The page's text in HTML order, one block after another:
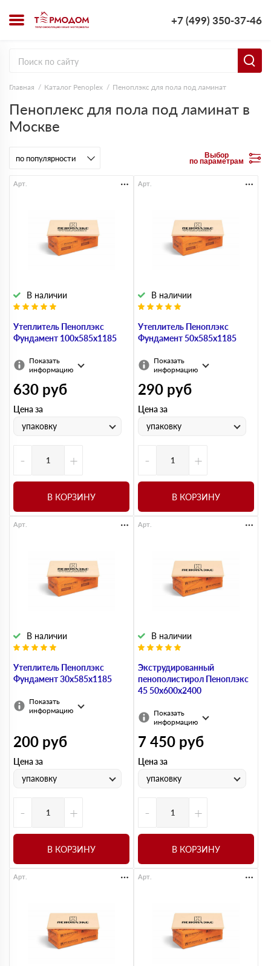
+7 (499) 350-37-46
Главная Каталог Penoplex Пеноплэкс для пола под ламинат
Пеноплекс для пола под ламинат в
Москве
Выбор
по параметрам
Утеплитель Пеноплэкс
Фундамент 100х585х1185
В наличии
Арт.
Показать
информацию
630 руб
Цена за
упаковку
- +
В КОРЗИНУ
Утеплитель Пеноплэкс
Фундамент 50х585х1185
В наличии
Арт.
Показать
информацию
290 руб
Цена за
упаковку
- +
В КОРЗИНУ
Утеплитель Пеноплэкс
Фундамент 30х585х1185
В наличии
Арт.
Показать
информацию
200 руб
Цена за
упаковку
- +
В КОРЗИНУ
Экструдированный
пенополистирол Пеноплэкс
45 50х600х2400
В наличии
Арт.
Показать
информацию
7 450 руб
Цена за
упаковку
- +
В КОРЗИНУ
Арт. Арт.